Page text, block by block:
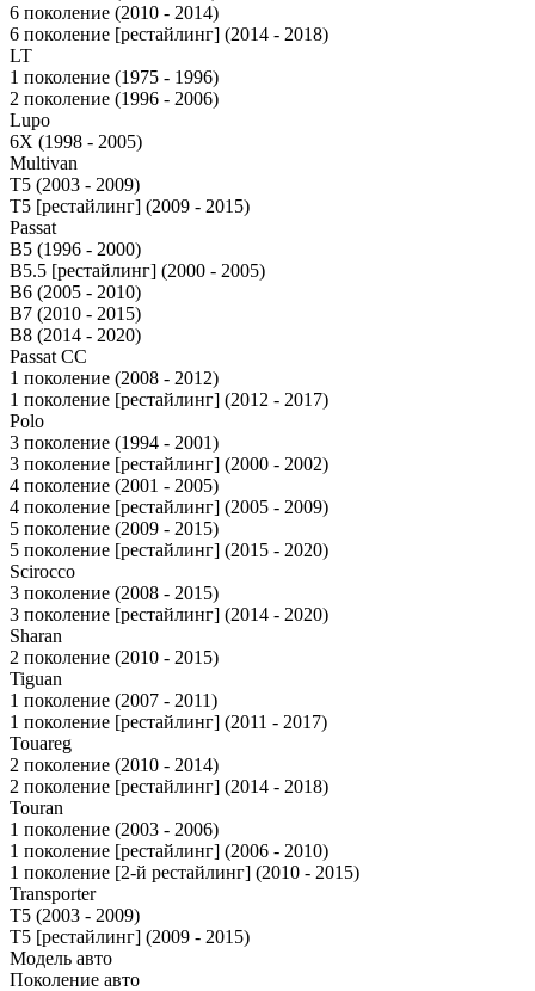
6 поколение (2010 - 2014)
6 поколение [рестайлинг] (2014 - 2018)
LT
1 поколение (1975 - 1996)
2 поколение (1996 - 2006)
Lupo
6X (1998 - 2005)
Multivan
T5 (2003 - 2009)
T5 [рестайлинг] (2009 - 2015)
Passat
B5 (1996 - 2000)
B5.5 [рестайлинг] (2000 - 2005)
B6 (2005 - 2010)
B7 (2010 - 2015)
B8 (2014 - 2020)
Passat CC
1 поколение (2008 - 2012)
1 поколение [рестайлинг] (2012 - 2017)
Polo
3 поколение (1994 - 2001)
3 поколение [рестайлинг] (2000 - 2002)
4 поколение (2001 - 2005)
4 поколение [рестайлинг] (2005 - 2009)
5 поколение (2009 - 2015)
5 поколение [рестайлинг] (2015 - 2020)
Scirocco
3 поколение (2008 - 2015)
3 поколение [рестайлинг] (2014 - 2020)
Sharan
2 поколение (2010 - 2015)
Tiguan
1 поколение (2007 - 2011)
1 поколение [рестайлинг] (2011 - 2017)
Touareg
2 поколение (2010 - 2014)
2 поколение [рестайлинг] (2014 - 2018)
Touran
1 поколение (2003 - 2006)
1 поколение [рестайлинг] (2006 - 2010)
1 поколение [2-й рестайлинг] (2010 - 2015)
Transporter
T5 (2003 - 2009)
T5 [рестайлинг] (2009 - 2015)
Модель авто
Поколение авто